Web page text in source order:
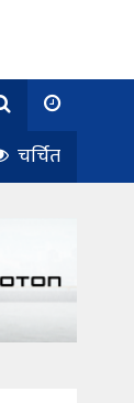
चर्चित